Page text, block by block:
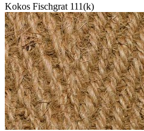
Kokos Fischgrat 111(k)